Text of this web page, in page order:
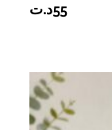
55د.ت